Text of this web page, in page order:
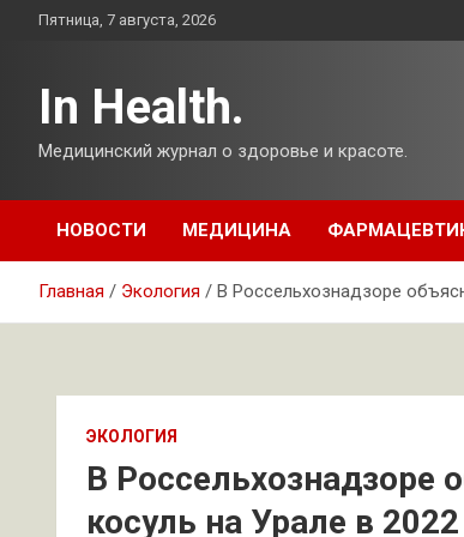
ПерейтиПятница, 7 августа, 2026
In Health.
Медицинский журнал о здоровье и красоте.
НОВОСТИ МЕДИЦИНА
Главная Экология В Россельхознадзоре
ЭКОЛОГИЯ
В Россельхознадзоре
косуль на Урале в